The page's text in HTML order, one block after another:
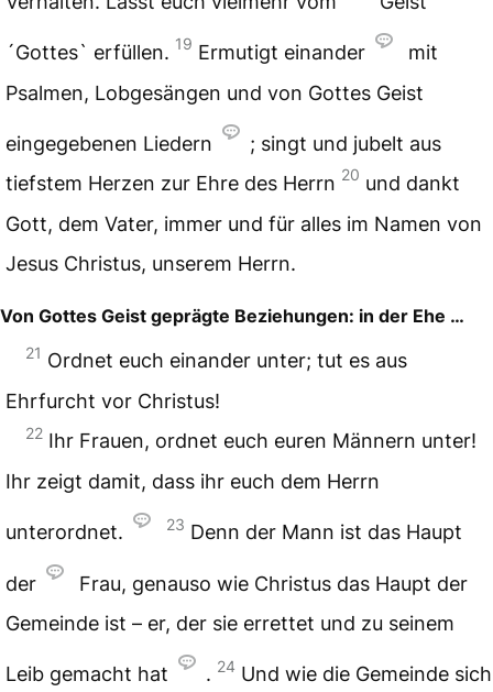
´Gottes` erfüllen. 19 Ermutigt einander
mit
Psalmen, Lobgesängen und von Gottes Geist
eingegebenen Liedern
; singt und jubelt aus
tiefstem Herzen zur Ehre des Herrn 20 und dankt
Gott, dem Vater, immer und für alles im Namen von
Jesus Christus, unserem Herrn.
Von Gottes Geist geprägte Beziehungen: in der Ehe …
21 Ordnet euch einander unter; tut es aus
Ehrfurcht vor Christus!
22 Ihr Frauen, ordnet euch euren Männern unter!
Ihr zeigt damit, dass ihr euch dem Herrn
unterordnet. 23 Denn der Mann ist das Haupt
der
Frau, genauso wie Christus das Haupt der
Gemeinde ist – er, der sie errettet und zu seinem
Leib gemacht hat . 24 Und wie die Gemeinde sich